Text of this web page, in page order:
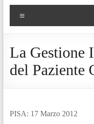
La Gestione
del Paziente
PISA: 17 Marzo 2012